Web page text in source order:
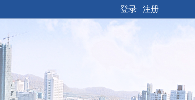
登录 注册